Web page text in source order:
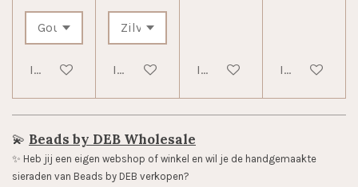
In winkelwagenIn winkelwagenIn winkelwagenIn
💫 Beads by DEB Wholesale
✨️ Heb jij een eigen webshop of winkel en wil je de handgemaakte
sieraden van Beads by DEB verkopen?